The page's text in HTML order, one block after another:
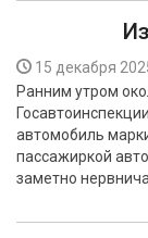
15 декабря
Ранним утром
автомобиль
пассажиркой
заметно